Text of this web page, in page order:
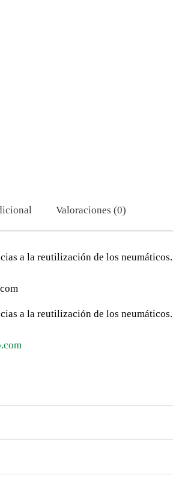
Valoraciones (0)
a la reutilización de los
a la reutilización de los